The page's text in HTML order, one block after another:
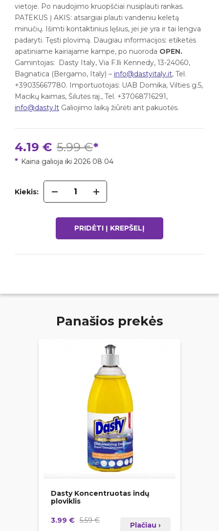
vietoje. Po naudojimo kruopščiai nusiplauti rankas.
PATEKUS Į AKIS: atsargiai plauti vandeniu keletą
minučių. Išimti kontaktinius lęšius, jei jie yra ir tai lengva
padaryti. Tęsti plovimą. Daugiau informacijos: etiketės
apatiniame kairiajame kampe, po nuoroda OPEN.
Gamintojas: Dasty Italy, Via F.lli Kennedy, 13-24060,
Bagnatica (Bergamo, Italy) – info@dastyitaly.it, Tel.
+39035667780. Importuotojas: UAB Domika, Vilties g.5,
Macikų kaimas, Šilutės raj., Tel. +37068716291,
info@dasty.lt Galiojimo laiką žiūrėti ant pakuotės.
4.19 € 5.99 €*
* Kaina galioja iki 2026 08 04
Kiekis:
Panašios prekės
Dasty Koncentruotas indų
ploviklis
3.99 € 5.59 €
Plačiau ›